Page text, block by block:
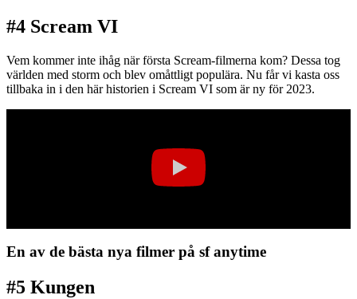
#4 Scream VI
Vem kommer inte ihåg när första Scream-filmerna kom? Dessa tog
världen med storm och blev omåttligt populära. Nu får vi kasta oss
tillbaka in i den här historien i Scream VI som är ny för 2023.
En av de bästa nya filmer på sf anytime
#5 Kungen